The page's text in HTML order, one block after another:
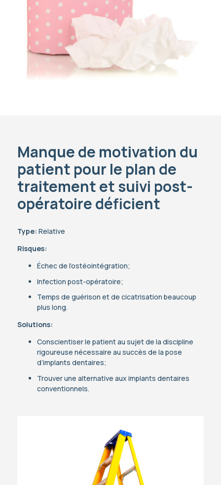
Manque de motivation du
patient pour le plan de
traitement et suivi post-
opératoire déficient
Type: Relative
Risques:
Échec de l’ostéointégration;
Infection post-opératoire;
Temps de guérison et de cicatrisation beaucoup
plus long.
Solutions:
Conscientiser le patient au sujet de la discipline
rigoureuse nécessaire au succès de la pose
d’implants dentaires;
Trouver une alternative aux implants dentaires
conventionnels.